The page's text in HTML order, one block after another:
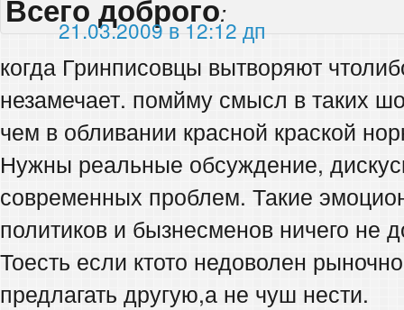
Всего доброго:
21.03.2009 в 12:12 дп
когда Гринписовцы вытворяют
незамечает. помйму смысл в таких
чем в обливании красной краской
Нужны реальные обсуждение,
современных проблем. Такие
политиков и бызнесменов ничего не
Тоесть если ктото недоволен
предлагать другую,а не чуш нести.